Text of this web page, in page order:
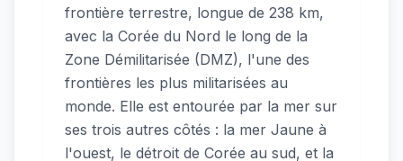
frontière terrestre, longue de 238 km,
avec la Corée du Nord le long de la
Zone Démilitarisée (DMZ), l'une des
frontières les plus militarisées au
monde. Elle est entourée par la mer sur
ses trois autres côtés : la mer Jaune à
l'ouest, le détroit de Corée au sud, et la